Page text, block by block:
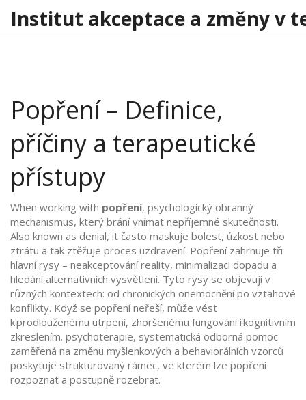
Institut akceptace a změny v
Popření – Definice,
příčiny a terapeutické
přístupy
When working with popření, psychologický obranný
mechanismus, který brání vnímat nepříjemné skutečnosti.
Also known as denial, it často maskuje bolest, úzkost nebo
ztrátu a tak ztěžuje proces uzdravení. Popření zahrnuje tři
hlavní rysy – neakceptování reality, minimalizaci dopadu a
hledání alternativních vysvětlení. Tyto rysy se objevují v
různých kontextech: od chronických onemocnění po vztahové
konflikty. Když se popření neřeší, může vést
k prodlouženému utrpení, zhoršenému fungování i kognitivním
zkreslením. psychoterapie, systematická odborná pomoc
zaměřená na změnu myšlenkových a behaviorálních vzorců
poskytuje strukturovaný rámec, ve kterém lze popření
rozpoznat a postupně rozebrat.